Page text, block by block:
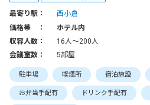
最寄り駅：
西小倉
価格帯 ：
ホテル内
収容人数：
16人〜200人
会議室数：
5部屋
駐車場 喫煙所 宿泊施設
お弁当手配有 ドリンク手配有